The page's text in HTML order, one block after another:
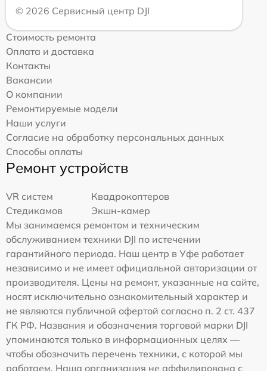
© 2026 Сервисный центр DJI
Стоимость ремонта
Оплата и доставка
Контакты
Вакансии
О компании
Ремонтируемые модели
Наши услуги
Согласие на обработку персональных данных
Способы оплаты
Ремонт устройств
VR систем
Квадрокоптеров
Стедикамов
Экшн-камер
Мы занимаемся ремонтом и техническим
обслуживанием техники DJI по истечении
гарантийного периода. Наш центр в Уфе работает
независимо и не имеет официальной авторизации от
производителя. Цены на ремонт, указанные на сайте,
носят исключительно ознакомительный характер и
не являются публичной офертой согласно п. 2 ст. 437
ГК РФ. Названия и обозначения торговой марки DJI
упоминаются только в информационных целях —
чтобы обозначить перечень техники, с которой мы
работаем. Наша организация не аффилирована с